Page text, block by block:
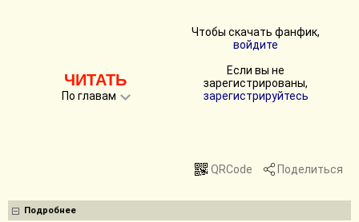
ЧИТАТЬ
По главам
Чтобы скачать фанфик,
войдите
Если вы не
зарегистрированы,
зарегистрируйтесь
QRCode Поделиться
Подробнее